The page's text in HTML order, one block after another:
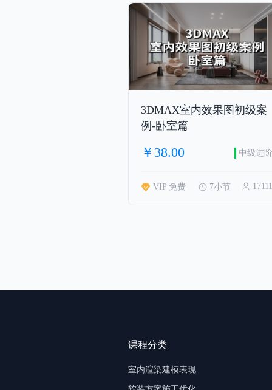
3DMAX室内效果图初级案
例-卧室篇
￥38.00 中级进阶
VIP 免费 7小节 17111
课程分类
室内渲染建模表现